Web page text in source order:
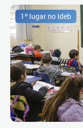
1º lugar no Ideb